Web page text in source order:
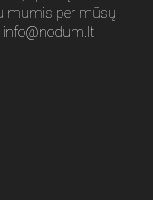
mumis per mūsų
info@nodum.lt